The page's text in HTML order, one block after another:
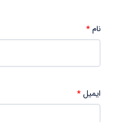
نام*
ایمیل*